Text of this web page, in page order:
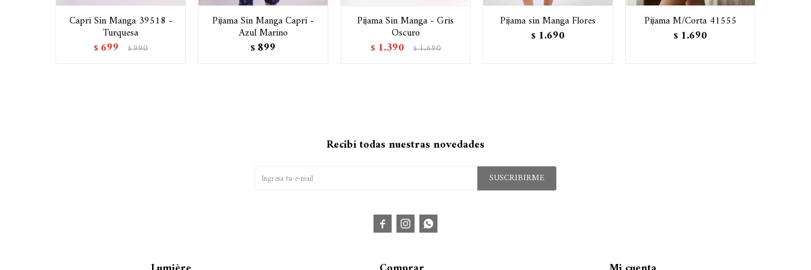
Capri Sin Manga 39518 -
Turquesa
$ 699 $990
Pijama Sin Manga Capri -
Azul Marino
$ 899
Pijama Sin Manga - Gris
Oscuro
$ 1.390 $1.690
Pijama sin Manga Flores
$ 1.690
Pijama M/Corta 41555
$ 1.690
Recibí todas nuestras novedades
SUSCRIBIRME
  